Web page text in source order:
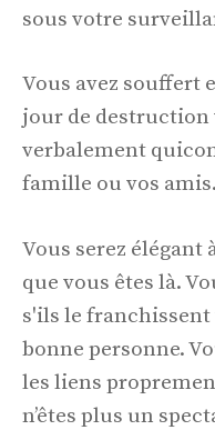
sous votre
Vous avez souffert
jour de destruction
verbalement
famille ou vos amis.
Vous serez élégant
que vous êtes là.
s'ils le franchissent
bonne personne.
les liens
n’êtes plus un